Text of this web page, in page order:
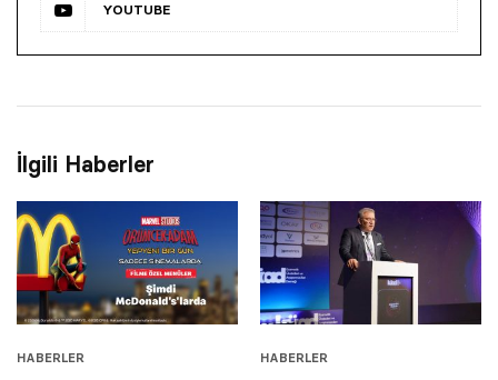
YOUTUBE
İlgili Haberler
HABERLER HABERLER